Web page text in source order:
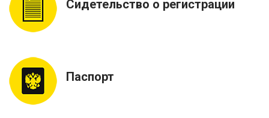
Сидетельство о регистрации
Паспорт